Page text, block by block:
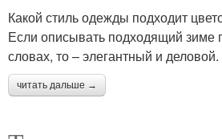
Какой стиль одежды подходит
Если описывать подходящий зиме
словах, то – элегантный и деловой.
читать дальше →